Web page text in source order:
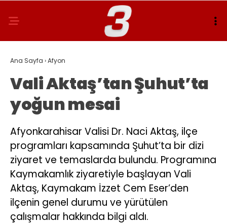
Ana Sayfa ›Afyon
Vali Aktaş’tan Şuhut’ta
yoğun mesai
Afyonkarahisar Valisi Dr. Naci Aktaş, ilçe
programları kapsamında Şuhut’ta bir dizi
ziyaret ve temaslarda bulundu. Programına
Kaymakamlık ziyaretiyle başlayan Vali
Aktaş, Kaymakam İzzet Cem Eser’den
ilçenin genel durumu ve yürütülen
çalışmalar hakkında bilgi aldı.